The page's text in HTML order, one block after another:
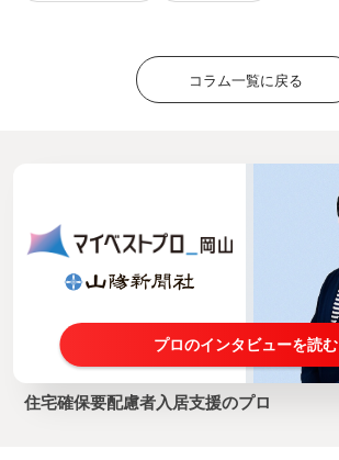
コラム一覧に戻る
プロのインタビューを読む
住宅確保要配慮者入居支援のプロ